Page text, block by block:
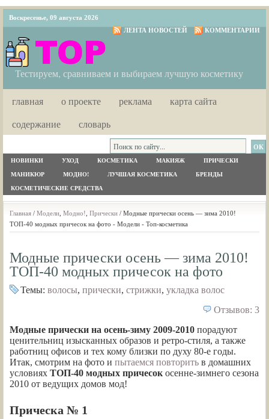
Воскресенье, 09 августа 2026
ЛЕНТА НОВОСТЕЙ
КОММЕНТАРИИ
Тестируем, сравниваем и выбираем лучшую косметику
главная о проекте реклама
карта сайта
содержание
словарь
НОВИНКИ УХОД КОСМЕТИКА МАКИЯЖ ПРИЧЕСКИ
МАНИКЮР МОДНО! ЛУЧШАЯ КОСМЕТИКА БРЕНДЫ
КОСМЕТИЧЕСКИЕ СРЕДСТВА
Главная / Модели Модно! Прически / Модные прически осень — зима 2010!
ТОП-40 модных причесок на фото - Модели - Топ-косметика
Модные прически осень — зима 2010!
ТОП-40 модных причесок на фото
Темы: волосы, прически, стрижки, укладка волос
Отзывов: 3
Модные прически на осень-зиму 2009-2010 порадуют
ценительниц изысканных образов и ретро-стиля, а также
работниц офисов и тех кому близки по духу 80-е годы.
Итак, смотрим на фото и пытаемся повторить в домашних
условиях ТОП-40 модных причесок осенне-зимнего сезона
2010 от ведущих домов мод!
Прическа № 1